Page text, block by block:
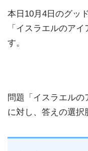
本日10月4日のグッ
「イスラエルのア
す。
問題「イスラエルの
に対し、答えの選択